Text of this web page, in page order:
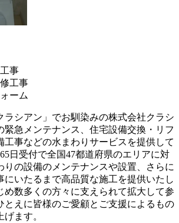
事
工事
ーム
ラシアン」でお馴染みの株式会社クラシ
緊急メンテナンス、住宅設備交換・リフ
工事などの水まわりサービスを提供して
日受付で全国47都道府県のエリアに対
りの設備のメンテナンスや設置、さらに
にいたるまで高品質な施工を提供いたし
め数多くの方々に支えられて拡大して参
とえに皆様のご愛顧とご支援によるもの
ます。